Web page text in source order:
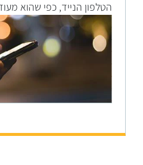
הטלפון הנייד, כפי שהוא